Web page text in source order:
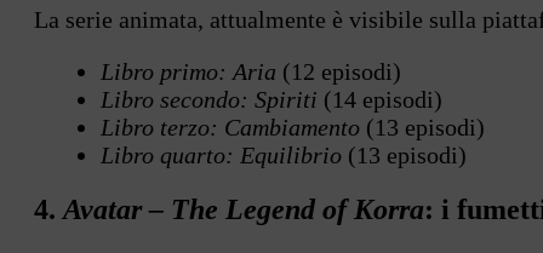
La serie animata, attualmente è visibile sulla
Libro primo: Aria (12 episodi)
Libro secondo: Spiriti (14 episodi)
Libro terzo: Cambiamento (13 episodi)
Libro quarto: Equilibrio (13 episodi)
4. Avatar – The Legend of Korra: i